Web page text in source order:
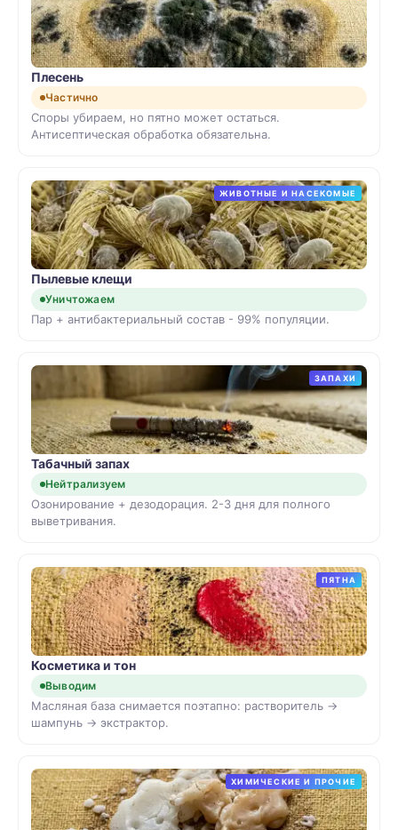
Плесень
Частично
Споры убираем, но пятно может остаться.
Антисептическая обработка обязательна.
ЖИВОТНЫЕ И НАСЕКОМЫЕ
Пылевые клещи
Уничтожаем
Пар + антибактериальный состав - 99% популяции.
ЗАПАХИ
Табачный запах
Нейтрализуем
Озонирование + дезодорация. 2-3 дня для полного
выветривания.
ПЯТНА
Косметика и тон
Выводим
Масляная база снимается поэтапно: растворитель →
шампунь → экстрактор.
ХИМИЧЕСКИЕ И ПРОЧИЕ